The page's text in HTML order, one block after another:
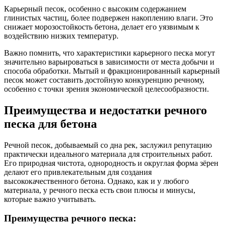
Карьерный песок, особенно с высоким содержанием
глинистых частиц, более подвержен накоплению влаги. Это
снижает морозостойкость бетона, делает его уязвимым к
воздействию низких температур.
Важно помнить, что характеристики карьерного песка могут
значительно варьироваться в зависимости от места добычи и
способа обработки. Мытый и фракционированный карьерный
песок может составить достойную конкуренцию речному,
особенно с точки зрения экономической целесообразности.
Преимущества и недостатки речного
песка для бетона
Речной песок, добываемый со дна рек, заслужил репутацию
практически идеального материала для строительных работ.
Его природная чистота, однородность и округлая форма зёрен
делают его привлекательным для создания
высококачественного бетона. Однако, как и у любого
материала, у речного песка есть свои плюсы и минусы,
которые важно учитывать.
Преимущества речного песка: